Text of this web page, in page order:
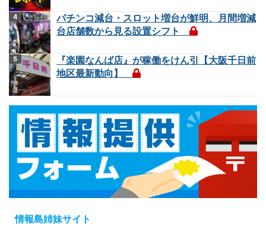
パチンコ減台・スロット増台が鮮明、月間増減
台店舗数から見る設置シフト
『楽園なんば店』が稼働をけん引【大阪千日前
地区最新動向】
情報島姉妹サイト